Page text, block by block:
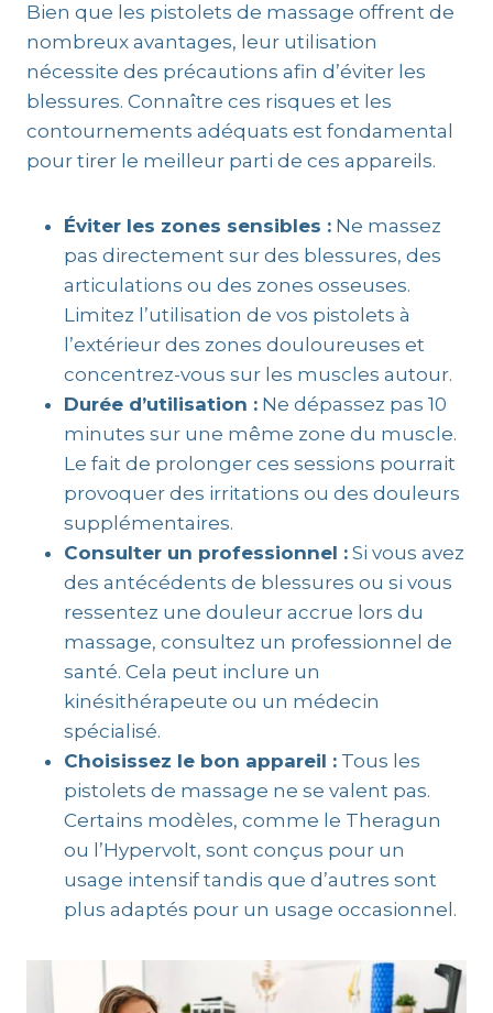
Bien que les pistolets de massage offrent de
nombreux avantages, leur utilisation
nécessite des précautions afin d’éviter les
blessures. Connaître ces risques et les
contournements adéquats est fondamental
pour tirer le meilleur parti de ces appareils.
Éviter les zones sensibles : Ne massez
pas directement sur des blessures, des
articulations ou des zones osseuses.
Limitez l’utilisation de vos pistolets à
l’extérieur des zones douloureuses et
concentrez-vous sur les muscles autour.
Durée d’utilisation : Ne dépassez pas 10
minutes sur une même zone du muscle.
Le fait de prolonger ces sessions pourrait
provoquer des irritations ou des douleurs
supplémentaires.
Consulter un professionnel : Si vous avez
des antécédents de blessures ou si vous
ressentez une douleur accrue lors du
massage, consultez un professionnel de
santé. Cela peut inclure un
kinésithérapeute ou un médecin
spécialisé.
Choisissez le bon appareil : Tous les
pistolets de massage ne se valent pas.
Certains modèles, comme le Theragun
ou l’Hypervolt, sont conçus pour un
usage intensif tandis que d’autres sont
plus adaptés pour un usage occasionnel.